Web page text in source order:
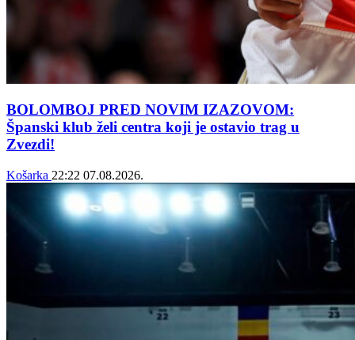
BOLOMBOJ PRED NOVIM IZAZOVOM:
Španski klub želi centra koji je ostavio trag u
Zvezdi!
Košarka 22:22 07.08.2026.